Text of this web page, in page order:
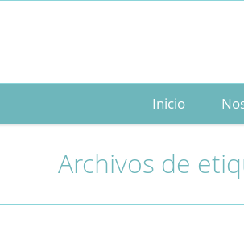
Inicio
Archivos de